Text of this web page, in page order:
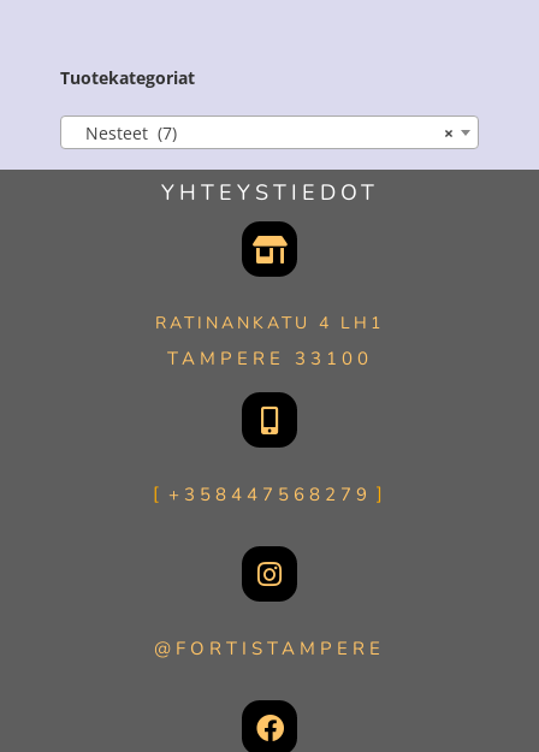
Tuotekategoriat
×
Nesteet (7)
YHTEYSTIEDOT
RATINANKATU 4 LH1
TAMPERE 33100
+358447568279
@FORTISTAMPERE